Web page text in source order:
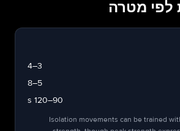
לפי מטרה
3–4
5–8
90–120 s
Isolation movements can be trained